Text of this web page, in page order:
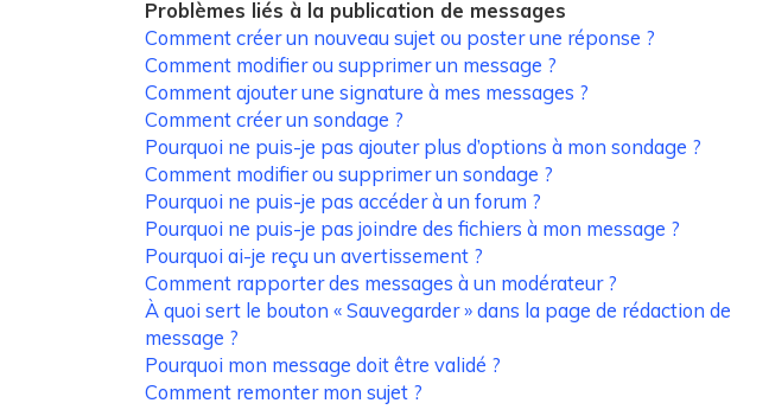
Problèmes liés à la publication de messages
Comment créer un nouveau sujet ou poster une réponse ?
Comment modifier ou supprimer un message ?
Comment ajouter une signature à mes messages ?
Comment créer un sondage ?
Pourquoi ne puis-je pas ajouter plus d’options à mon sondage ?
Comment modifier ou supprimer un sondage ?
Pourquoi ne puis-je pas accéder à un forum ?
Pourquoi ne puis-je pas joindre des fichiers à mon message ?
Pourquoi ai-je reçu un avertissement ?
Comment rapporter des messages à un modérateur ?
À quoi sert le bouton « Sauvegarder » dans la page de rédaction de
message ?
Pourquoi mon message doit être validé ?
Comment remonter mon sujet ?